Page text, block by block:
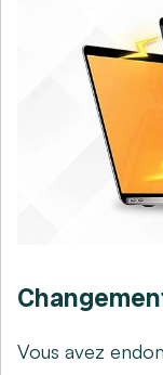
Vous avez